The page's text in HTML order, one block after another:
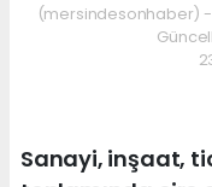
(mersindesonhaber) -
Sanayi, inşaat,